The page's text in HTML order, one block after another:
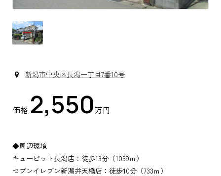
新潟市中央区長潟一丁目7番10号
価格 2,550万円
◆周辺環境
キューピット長潟店：徒歩13分（1039ｍ）
セブンイレブン新潟弁天橋店：徒歩10分（733ｍ）